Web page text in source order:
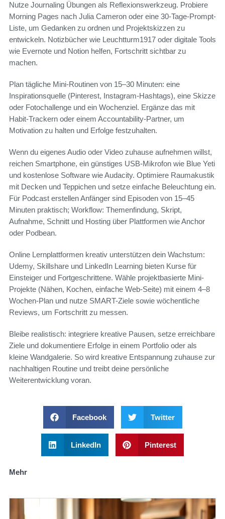
Nutze Journaling Übungen als Reflexionswerkzeug. Probiere
Morning Pages nach Julia Cameron oder eine 30-Tage-Prompt-
Liste, um Gedanken zu ordnen und Projektskizzen zu
entwickeln. Notizbücher wie Leuchtturm1917 oder digitale Tools
wie Evernote und Notion helfen, Fortschritt sichtbar zu
machen.
Plan tägliche Mini-Routinen von 15–30 Minuten: eine
Inspirationsquelle (Pinterest, Instagram-Hashtags), eine Skizze
oder Fotochallenge und ein Wochenziel. Ergänze das mit
Habit-Trackern oder einem Accountability-Partner, um
Motivation zu halten und Erfolge festzuhalten.
Wenn du eigenes Audio oder Video zuhause aufnehmen willst,
reichen Smartphone, ein günstiges USB-Mikrofon wie Blue Yeti
und kostenlose Software wie Audacity. Optimiere Raumakustik
mit Decken und Teppichen und setze einfache Beleuchtung ein.
Für Podcast erstellen Anfänger sind Episoden von 15–45
Minuten praktisch; Workflow: Themenfindung, Skript,
Aufnahme, Schnitt und Hosting über Plattformen wie Anchor
oder Podbean.
Online Lernplattformen kreativ unterstützen dein Wachstum:
Udemy, Skillshare und LinkedIn Learning bieten Kurse für
Einsteiger und Fortgeschrittene. Wähle projektbasierte Mini-
Projekte (Nähen, Kochen, einfache Web-Seite) mit einem 4–8
Wochen-Plan und nutze SMART-Ziele sowie wöchentliche
Reviews, um Fortschritt zu messen.
Bleibe realistisch: integriere kreative Pausen, setze erreichbare
Ziele und dokumentiere Erfolge in einem Portfolio oder als
kleine Wandgalerie. So wird kreative Entspannung zuhause zur
nachhaltigen Routine und treibt deine persönliche
Weiterentwicklung voran.
Facebook Twitter
LinkedIn Pinterest
Mehr